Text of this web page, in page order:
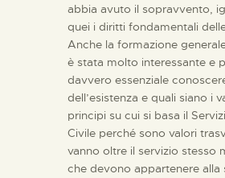
abbia avuto il sopravvento,
quei i diritti fondamentali
Anche la formazione
è stata molto interessante e
davvero essenziale
dell’esistenza e quali siano i
principi su cui si basa il
Civile perché sono valori
vanno oltre il servizio stesso
che devono appartenere alla